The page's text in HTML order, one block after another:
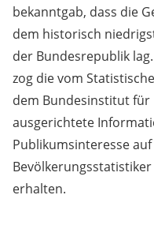
bekanntgab, dass die
dem historisch
der Bundesrepublik
zog die vom
dem Bundesinstitut für
ausgerichtete
Publikumsinteresse
erhalten.